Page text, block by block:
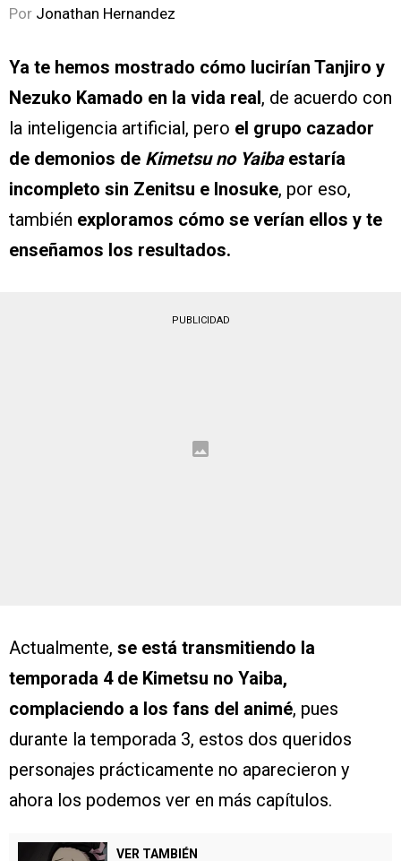
Por Jonathan Hernandez
Ya te hemos mostrado cómo lucirían Tanjiro y
Nezuko Kamado en la vida real , de acuerdo con
la inteligencia artificial, pero el grupo cazador
de demonios de Kimetsu no Yaiba estaría
incompleto sin Zenitsu e Inosuke, por eso,
también exploramos cómo se verían ellos y te
enseñamos los resultados.
PUBLICIDAD
Actualmente, se está transmitiendo la
temporada 4 de Kimetsu no Yaiba,
complaciendo a los fans del animé, pues
durante la temporada 3, estos dos queridos
personajes prácticamente no aparecieron y
ahora los podemos ver en más capítulos.
VER TAMBIÉN